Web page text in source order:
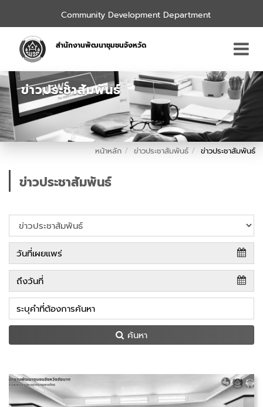
Community Development Department
สำนักงานพัฒนาชุมชนจังหวัด
ข่าวประชาสัมพันธ์
หน้าหลัก ข่าวประชาสัมพันธ์ ข่าวประชาสัมพันธ์
ข่าวประชาสัมพันธ์
ค้นหา